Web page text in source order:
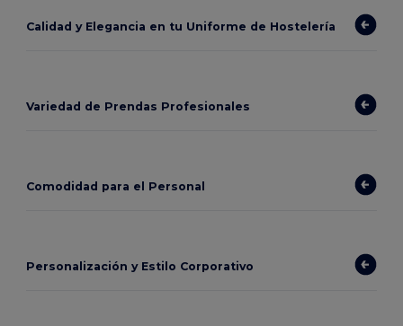
Calidad y Elegancia en tu Uniforme de Hostelería
Variedad de Prendas Profesionales
Comodidad para el Personal
Personalización y Estilo Corporativo